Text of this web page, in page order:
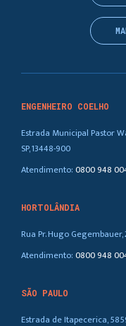
ENGENHEIRO COELHO
Estrada Municipal Pastor
SP, 13448-900
Atendimento:0800 948
HORTOLÂNDIA
Rua Pr. Hugo Gegembauer,
Atendimento:0800 948
SÃO PAULO
Estrada de Itapecerica,